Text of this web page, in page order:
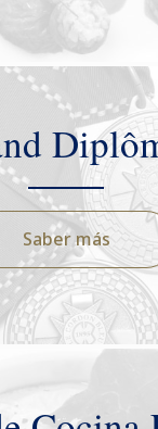
Saber más